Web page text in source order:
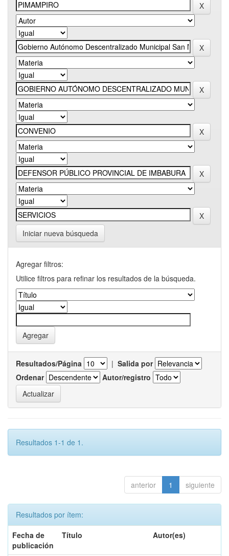
Iniciar nueva búsqueda
Agregar filtros:
Utilice filtros para refinar los resultados de la búsqueda.
Resultados/Página | Salida por
Ordenar
Autor/registro
Resultados 1-1 de 1.
anterior 1 siguiente
Resultados por ítem:
Fecha de
publicación
Título Autor(es)